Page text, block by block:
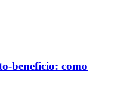
benefício: como